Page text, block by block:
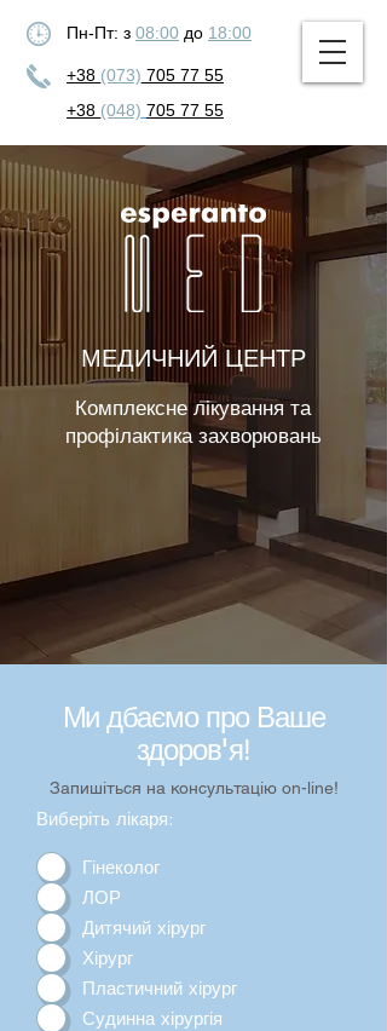
+38 (073) 705 77 55
Пн-Пт: з 08:00 до 18:00
+38 (048) 705 77 55
МЕДИЧНИЙ ЦЕНТР
Комплексне лікування та
профілактика захворювань
Ми дбаємо про Ваше
здоров'я!
Запишіться на консультацію on-line!
Виберіть лікаря:
Гінеколог
ЛОР
Дитячий хірург
Хірург
Пластичний хірург
Судинна хірургія